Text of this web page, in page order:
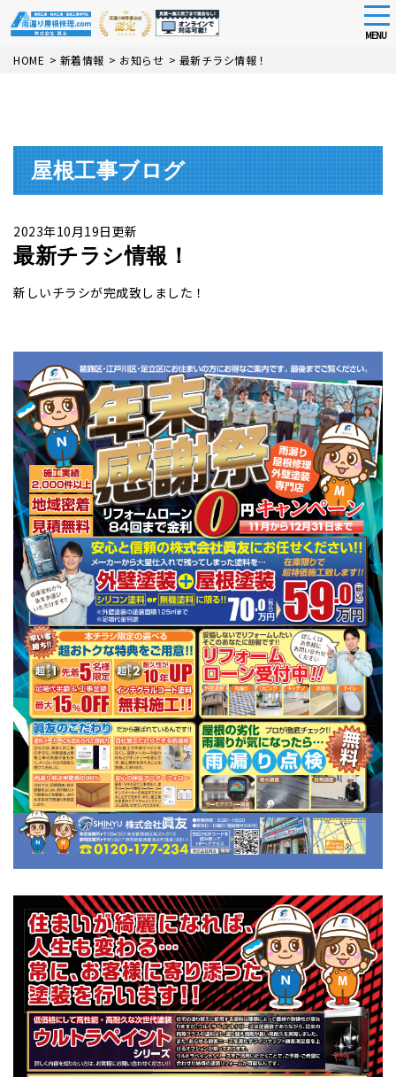
Skip
MENU
HOME > 新着情報 > お知らせ > 最新チラシ情報！
屋根工事ブログ
2023年10月19日更新
最新チラシ情報！
新しいチラシが完成致しました！